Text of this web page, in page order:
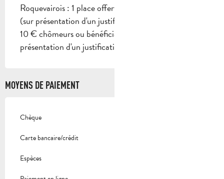
Roquevairois : 1 place offerte pour 1 place achetée
(sur présentation d'un justificatif).
10 € chômeurs ou bénéficiaires du RSA (sur
présentation d'un justificatif).
MOYENS DE PAIEMENT
Chèque
Carte bancaire/crédit
Espèces